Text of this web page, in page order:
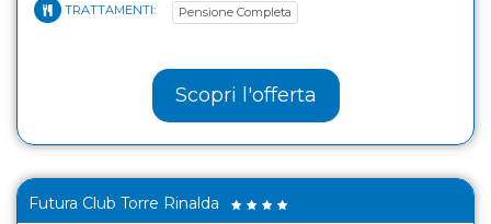
TRATTAMENTI: Pensione Completa
Scopri l'offerta
Futura Club Torre Rinalda